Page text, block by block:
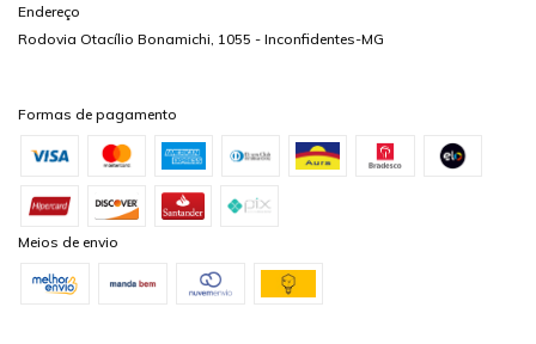
Endereço
Rodovia Otacílio Bonamichi, 1055 - Inconfidentes-MG
Formas de pagamento
Meios de envio